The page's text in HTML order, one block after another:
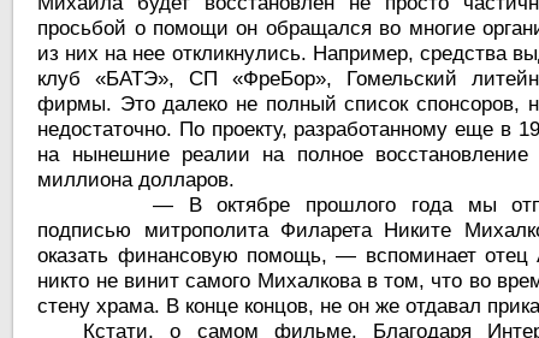
просьбой о помощи он обращался во многие
из них на нее откликнулись. Например, средства
клуб «БАТЭ», СП «ФреБор», Гомельский
фирмы. Это далеко не полный список спонсоров,
недостаточно. По проекту, разработанному еще в
на нынешние реалии на полное
миллиона долларов.
— В октябре прошлого года мы
подписью митрополита Филарета Никите
оказать финансовую помощь, — вспоминает
никто не винит самого Михалкова в том, что во
стену храма. В конце концов, не он же отдавал
Кстати, о самом фильме. Благодаря